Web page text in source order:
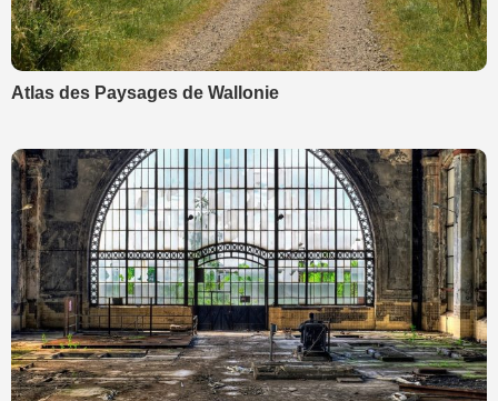
Atlas des Paysages de Wallonie